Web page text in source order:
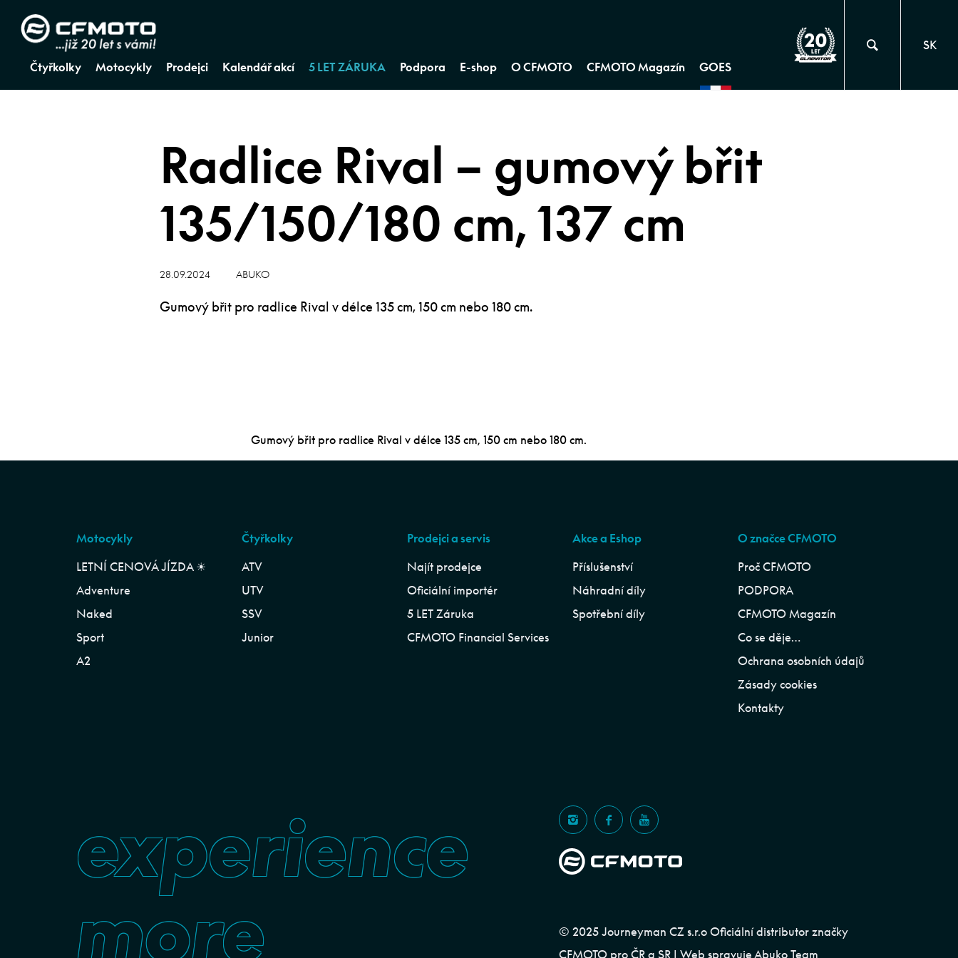
Čtyřkolky Motocykly Prodejci Kalendář akcí 5 LET ZÁRUKA Podpora E-shop O CFMOTO CFMOTO Magazín GOES
SK
Radlice Rival – gumový břit
135/150/180 cm, 137 cm
28.09.2024 ABUKO
Gumový břit pro radlice Rival v délce 135 cm, 150 cm nebo 180 cm.
Gumový břit pro radlice Rival v délce 135 cm, 150 cm nebo 180 cm.
Motocykly
LETNÍ CENOVÁ JÍZDA ☀︎
Adventure
Naked
Sport
A2
Čtyřkolky
ATV
UTV
SSV
Junior
Prodejci a servis
Najít prodejce
Oficiální importér
5 LET Záruka
CFMOTO Financial Services
Akce a Eshop
Příslušenství
Náhradní díly
Spotřební díly
O značce CFMOTO
Proč CFMOTO
PODPORA
CFMOTO Magazín
Co se děje…
Ochrana osobních údajů
Zásady cookies
Kontakty
experience
more
© 2025 Journeyman CZ s.r.o Oficiální distributor značky
CFMOTO pro ČR a SR | Web spravuje Abuko Team